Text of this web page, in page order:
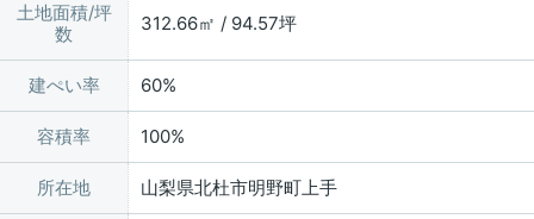
土地面積/坪
数
312.66㎡ / 94.57坪
建ぺい率 60%
容積率 100%
所在地 山梨県北杜市明野町上手